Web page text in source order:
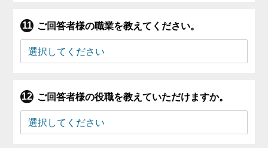
ご回答者様の職業を教えてください。
ご回答者様の役職を教えていただけますか。